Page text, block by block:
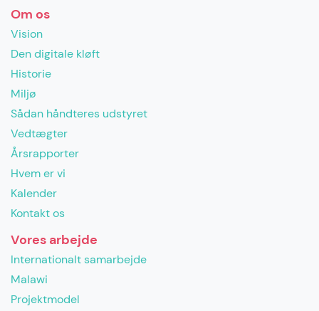
Om os
Vision
Den digitale kløft
Historie
Miljø
Sådan håndteres udstyret
Vedtægter
Årsrapporter
Hvem er vi
Kalender
Kontakt os
Vores arbejde
Internationalt samarbejde
Malawi
Projektmodel